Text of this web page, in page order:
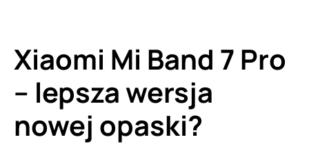
Xiaomi Mi Band 7 Pro
– lepsza wersja
nowej opaski?